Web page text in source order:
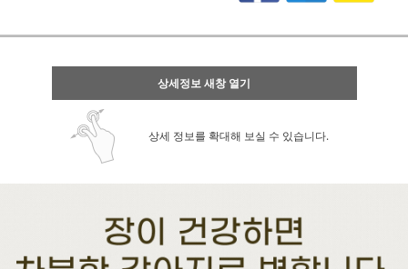
상세정보 새창 열기
상세 정보를 확대해 보실 수 있습니다.